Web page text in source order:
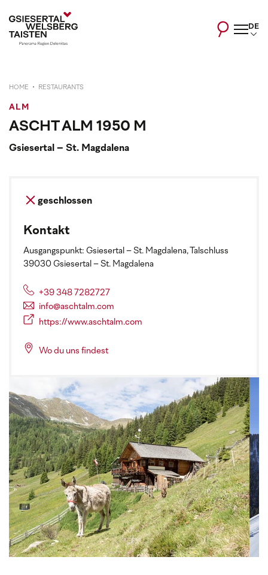
DE
HOME RESTAURANTS
ALM
ASCHT ALM 1950 M
Gsiesertal – St. Magdalena
geschlossen
Kontakt
Ausgangspunkt: Gsiesertal – St. Magdalena, Talschluss
39030 Gsiesertal – St. Magdalena
+39 348 7282727
info@aschtalm.com
https://www.aschtalm.com
Wo du uns findest